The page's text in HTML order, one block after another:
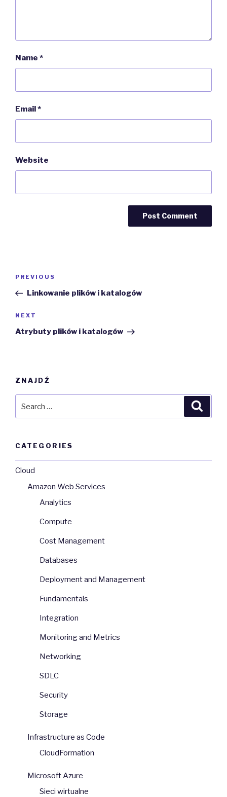
Name *
Email *
Website
Previous
Post
PREVIOUS
Linkowanie plików i katalogów
Next
Post
NEXT
Atrybuty plików i katalogów
ZNAJDŹ
CATEGORIES
Cloud
Amazon Web Services
Analytics
Compute
Cost Management
Databases
Deployment and Management
Fundamentals
Integration
Monitoring and Metrics
Networking
SDLC
Security
Storage
Infrastructure as Code
CloudFormation
Microsoft Azure
Sieci wirtualne